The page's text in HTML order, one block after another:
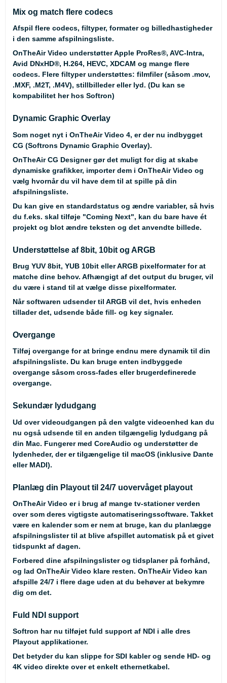
Mix og match flere codecs
Afspil flere codecs, filtyper, formater og billedhastigheder
i den samme afspilningsliste.
OnTheAir Video understøtter Apple ProRes®, AVC-Intra,
Avid DNxHD®, H.264, HEVC, XDCAM og mange flere
codecs. Flere filtyper understøttes: filmfiler (såsom .mov,
.MXF, .M2T, .M4V), stillbilleder eller lyd. (Du kan se
kompabilitet her hos Softron)
Dynamic Graphic Overlay
Som noget nyt i OnTheAir Video 4, er der nu indbygget
CG (Softrons Dynamic Graphic Overlay).
OnTheAir CG Designer gør det muligt for dig at skabe
dynamiske grafikker, importer dem i OnTheAir Video og
vælg hvornår du vil have dem til at spille på din
afspilningsliste.
Du kan give en standardstatus og ændre variabler, så hvis
du f.eks. skal tilføje "Coming Next", kan du bare have ét
projekt og blot ændre teksten og det anvendte billede.
Understøttelse af 8bit, 10bit og ARGB
Brug YUV 8bit, YUB 10bit eller ARGB pixelformater for at
matche dine behov. Afhængigt af det output du bruger, vil
du være i stand til at vælge disse pixelformater.
Når softwaren udsender til ARGB vil det, hvis enheden
tillader det, udsende både fill- og key signaler.
Overgange
Tilføj overgange for at bringe endnu mere dynamik til din
afspilningsliste. Du kan bruge enten indbyggede
overgange såsom cross-fades eller brugerdefinerede
overgange.
Sekundær lydudgang
Ud over videoudgangen på den valgte videoenhed kan du
nu også udsende til en anden tilgængelig lydudgang på
din Mac. Fungerer med CoreAudio og understøtter de
lydenheder, der er tilgængelige til macOS (inklusive Dante
eller MADI).
Planlæg din Playout til 24/7 uovervåget playout
OnTheAir Video er i brug af mange tv-stationer verden
over som deres vigtigste automatiseringssoftware. Takket
være en kalender som er nem at bruge, kan du planlægge
afspilningslister til at blive afspillet automatisk på et givet
tidspunkt af dagen.
Forbered dine afspilningslister og tidsplaner på forhånd,
og lad OnTheAir Video klare resten. OnTheAir Video kan
afspille 24/7 i flere dage uden at du behøver at bekymre
dig om det.
Fuld NDI support
Softron har nu tilføjet fuld support af NDI i alle dres
Playout applikationer.
Det betyder du kan slippe for SDI kabler og sende HD- og
4K video direkte over et enkelt ethernetkabel.